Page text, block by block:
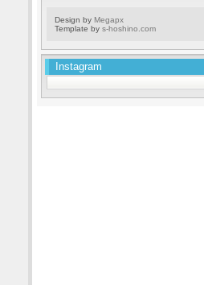
Design by Megapx
Template by s-hoshino.com
Instagram